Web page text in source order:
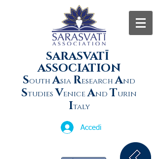
SARASVATĪ
ASSOCIATION
South Asia Research And
Studies VeniceAnd Turin
Italy
Accedi